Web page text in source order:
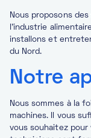
Nous proposons
l'industrie
installons et
du Nord.
Notre
Nous sommes à la
machines. Il vous
vous souhaitez